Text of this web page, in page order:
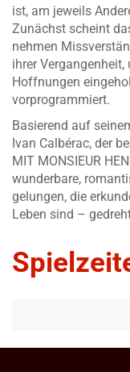
ist, am jeweils
Zunächst scheint
nehmen
ihrer
Hoffnungen
vorprogrammiert.
Basierend auf
Ivan Calbérac, der
MIT MONSIEUR
wunderbare,
gelungen, die
Leben sind –